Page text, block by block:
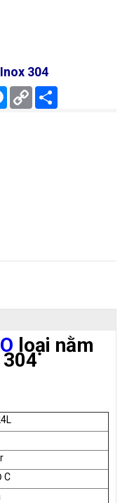
304
Messenger
Copy
Link
loại nằm
C